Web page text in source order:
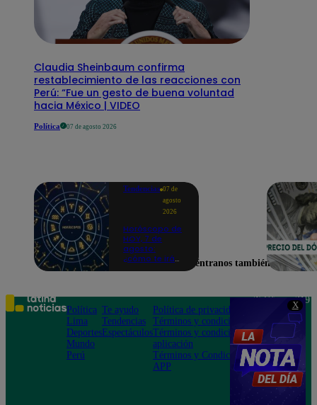
X
Claudia Sheinbaum confirma
restablecimiento de las reacciones con
Perú: “Fue un gesto de buena voluntad
hacia México | VIDEO
Política 07 de agosto 2026
Tendencias 07 de
agosto
2026
Horóscopo de
HOY, 7 de
agosto:
¿cómo te iráEncuéntranos también en
Política
Lima
Deportes
Mundo
Perú
Te ayudo
Tendencias
Espectáculos
Política de privacidad
Términos y condiciones
Términos y condiciones
aplicación
Términos y Condiciones
APP
Teléfono: 219
Av. San
Felipe 968
Jesús María